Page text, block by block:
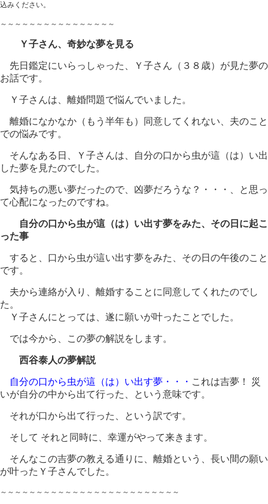
込みください。
～～～～～～～～～～～～～～～～
Ｙ子さん、奇妙な夢を見る
先日鑑定にいらっしゃった、Ｙ子さん（３８歳）が見た夢の
お話です。
Ｙ子さんは、離婚問題で悩んでいました。
離婚になかなか（もう半年も）同意してくれない、夫のこと
での悩みです。
そんなある日、Ｙ子さんは、自分の口から虫が這（は）い出
した夢を見たのでした。
気持ちの悪い夢だったので、凶夢だろうな？・・・、と思っ
て心配になったのですね。
自分の口から虫が這（は）い出す夢をみた、その日に起こ
った事
すると、口から虫が這い出す夢をみた、その日の午後のこと
です。
夫から連絡が入り、離婚することに同意してくれたのでし
た。
Ｙ子さんにとっては、遂に願いが叶ったことでした。
では今から、この夢の解説をします。
西谷泰人の夢解説
自分の口から虫が這（は）い出す夢・・・ これは吉夢！ 災
いが自分の中から出て行った、という意味です。
それが口から出て行った、という訳です。
そして それと同時に、幸運がやって来きます。
そんなこの吉夢の教える通りに、離婚という、長い間の願い
が叶ったＹ子さんでした。
～～～～～～～～～～～～～～～～～～～～～～～～～